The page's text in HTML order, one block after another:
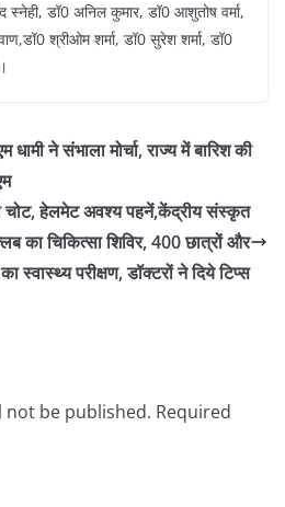
स्नेही, डॉ0 अनिल कुमार, डॉ0 आशुतोष वर्मा,
श्रीओम शर्मा, डॉ0 सुरेश शर्मा, डॉ0
धामी ने संभाला मोर्चा, राज्य में बारिश की
हेलमेट अवश्य पहनें,केंद्रीय संस्कृत
का चिकित्सा शिविर, 400 छात्रों और
स्वास्थ्य परीक्षण, डॉक्टरों ने दिये टिप्स
not be published. Required